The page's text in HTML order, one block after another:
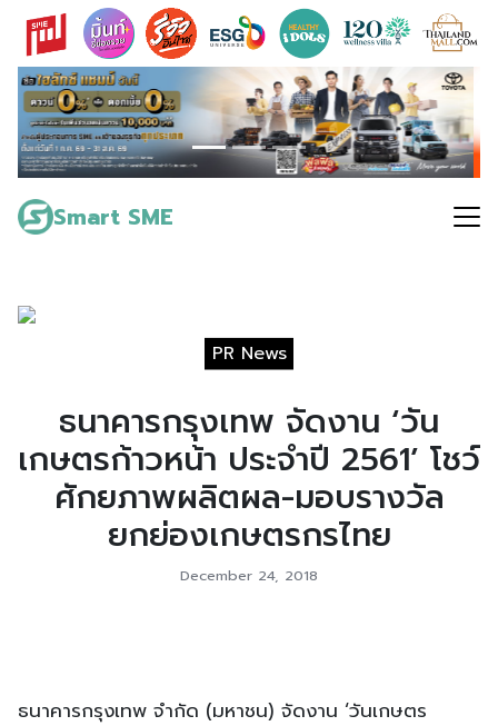
Skip
content
Smart SME
Search
for:
PR News
ธนาคารกรุงเทพ จัดงาน ‘วัน
เกษตรก้าวหน้า ประจำปี 2561’ โชว์
ศักยภาพผลิตผล-มอบรางวัล
ยกย่องเกษตรกรไทย
December 24, 2018
ธนาคารกรุงเทพ จำกัด (มหาชน) จัดงาน ‘วันเกษตร